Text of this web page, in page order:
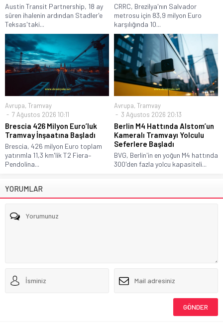
Austin Transit Partnership, 18 ay
süren ihalenin ardından Stadler'e
Teksas'taki...
CRRC, Brezilya'nın Salvador
metrosu için 83,9 milyon Euro
karşılığında 10...
Avrupa, Tramvay
7 Ağustos 2026 10:11
Brescia 426 Milyon Euro’luk
Tramvay İnşaatına Başladı
Brescia, 426 milyon Euro toplam
yatırımla 11,3 km'lik T2 Fiera–
Pendolina...
Avrupa, Tramvay
3 Ağustos 2026 20:13
Berlin M4 Hattında Alstom’un
Kameralı Tramvayı Yolculu
Seferlere Başladı
BVG, Berlin'in en yoğun M4 hattında
300'den fazla yolcu kapasiteli...
YORUMLAR